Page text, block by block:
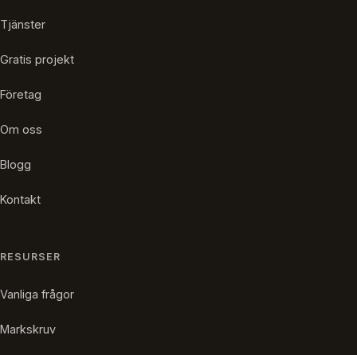
Tjänster
Gratis projekt
Företag
Om oss
Blogg
Kontakt
RESURSER
Vanliga frågor
Markskruv